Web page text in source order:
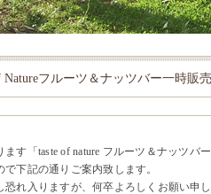
Natureフルーツ＆ナッツバー一時販
す「taste of nature フルーツ＆ナッツバ
下記の通りご案内致します。
れ入りますが、何卒よろしくお願い申し